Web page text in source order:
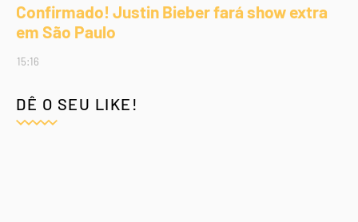
Confirmado! Justin Bieber fará show extra
em São Paulo
15:16
DÊ O SEU LIKE!